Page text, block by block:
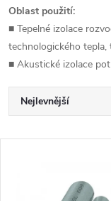
Oblast použití:
■ Tepelné izolace
technologického tepla,
■ Akustické izolace
Ř
a
Nejlevnější